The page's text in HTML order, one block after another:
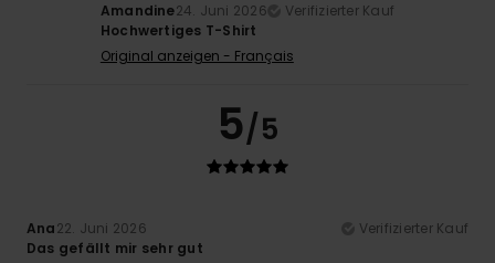
Amandine24. Juni 2026
Verifizierter Kauf
Hochwertiges T-Shirt
Original anzeigen - Français
5/5
Ana22. Juni 2026
Verifizierter Kauf
Das gefällt mir sehr gut